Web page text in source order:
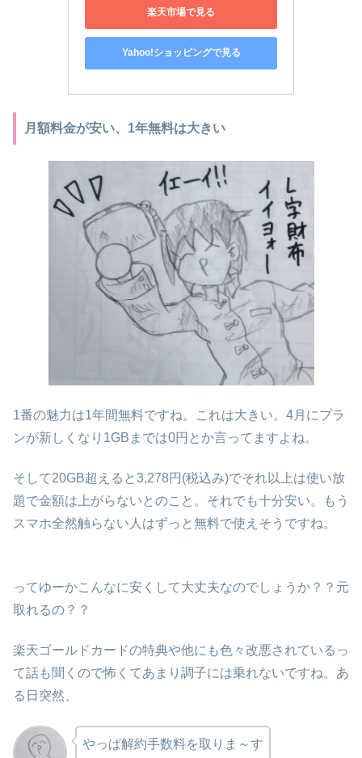
楽天市場で見る
Yahoo!ショッピングで見る
月額料金が安い、1年無料は大きい
1番の魅力は1年間無料ですね。これは大きい。4月にプラ
ンが新しくなり1GBまでは0円とか言ってますよね。
そして20GB超えると3,278円(税込み)でそれ以上は使い放
題で金額は上がらないとのこと。それでも十分安い。もう
スマホ全然触らない人はずっと無料で使えそうですね。
ってゆーかこんなに安くして大丈夫なのでしょうか？？元
取れるの？？
楽天ゴールドカードの特典や他にも色々改悪されているっ
て話も聞くので怖くてあまり調子には乗れないですね。あ
る日突然、
やっぱ解約手数料を取りま～す